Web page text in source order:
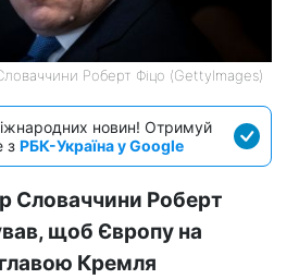
Роберт Фіцо (GettyImages)
новин! Отримуй
з РБК-Україна у Google
Словаччини Роберт
щоб Європу на
Кремля